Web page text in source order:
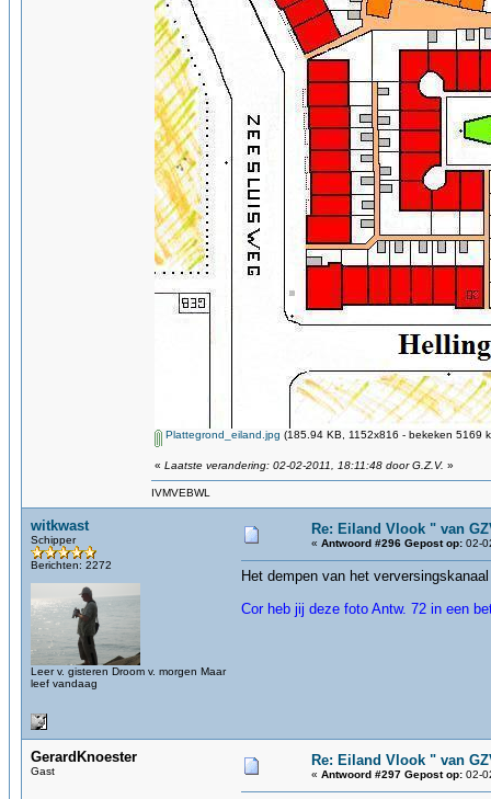
Plattegrond_eiland.jpg (185.94 KB, 1152x816 - bekeken 5169
« Laatste verandering: 02-02-2011, 18:11:48 door G.Z.V. »
IVMVEBWL
witkwast
Schipper
Berichten: 2272
Leer v. gisteren Droom v. morgen Maar
leef vandaag
Re: Eiland Vlook " van
« Antwoord #296 Gepost op: 02-
Het dempen van het
Cor heb jij deze foto Antw. 72 in een
GerardKnoester
Gast
Re: Eiland Vlook " van
« Antwoord #297 Gepost op: 02-